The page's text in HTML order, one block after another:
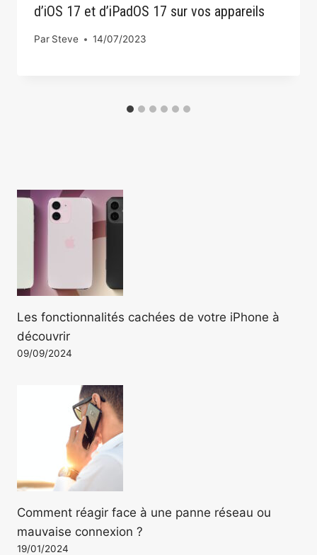
d’iOS 17 et d’iPadOS 17 sur vos appareils
Par Steve 14/07/2023
Les fonctionnalités cachées de votre iPhone à
découvrir
09/09/2024
Comment réagir face à une panne réseau ou
mauvaise connexion ?
19/01/2024